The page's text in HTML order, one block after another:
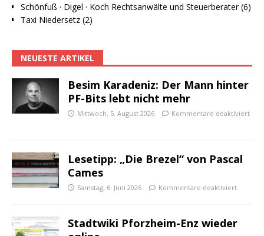
Schönfuß · Digel · Koch Rechtsanwälte und Steuerberater (6)
Taxi Niedersetz (2)
NEUESTE ARTIKEL
Besim Karadeniz: Der Mann hinter
PF-Bits lebt nicht mehr
Mittwoch, 5. August 2026 Kommentare deaktiviert
Lesetipp: „Die Brezel“ von Pascal
Cames
Samstag, 6. Juni 2026 Kommentare deaktiviert
Stadtwiki Pforzheim-Enz wieder